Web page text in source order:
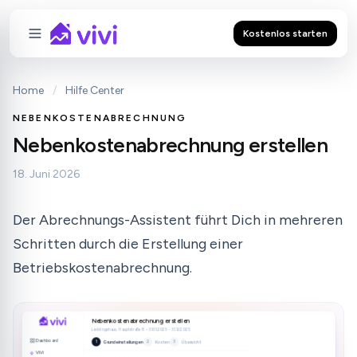
Kostenlos starten
Home / Hilfe Center
NEBENKOSTENABRECHNUNG
Nebenkostenabrechnung erstellen
18. Juni 2026
Der Abrechnungs-Assistent führt Dich in mehreren
Schritten durch die Erstellung einer
Betriebskostenabrechnung.
Dashboard
ViVi
VERWALTUNG
Nebenkostenabrechnungen
Erstelle Deine jährliche Abrechnung und überblicke, wo
Nachzahlungen zu erwarten sind.
Nebenkostenabrechnung erstellen
Lieblingshaus, Hauptstraße 8 • 01.01.2025 - 31.12.2025
1 Grundeinstellungen 2 Kosten 3 Übersicht